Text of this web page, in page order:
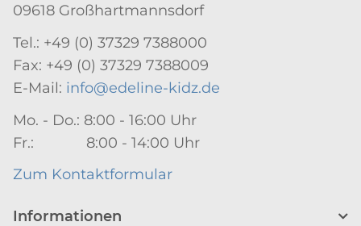
09618 Großhartmannsdorf
Tel.: +49 (0) 37329 7388000
Fax: +49 (0) 37329 7388009
E-Mail: info@edeline-kidz.de
Mo. - Do.: 8:00 - 16:00 Uhr
Fr.: 8:00 - 14:00 Uhr
Zum Kontaktformular
Informationen